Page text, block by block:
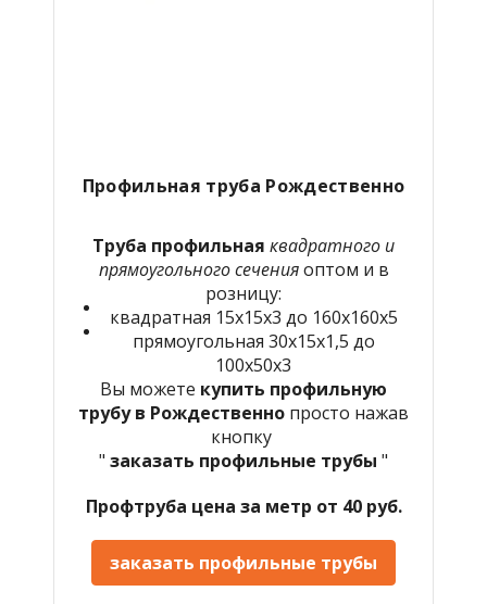
Профильная труба Рождественно
Труба профильная квадратного и
прямоугольного сеченияоптом и в
розницу:
квадратная 15х15х3 до 160х160х5
прямоугольная 30х15х1,5 до
100х50х3
Вы можете купить профильную
трубу в Рождественно просто нажав
кнопку
" заказать профильные трубы "
Профтруба цена за метр от 40 руб.
заказать профильные трубы